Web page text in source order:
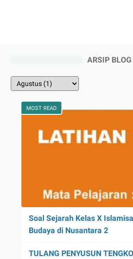
ARSIP BLOG
MOST READ
Soal Sejarah Kelas X
Budaya di Nusantara 2
TULANG PENYUSUN